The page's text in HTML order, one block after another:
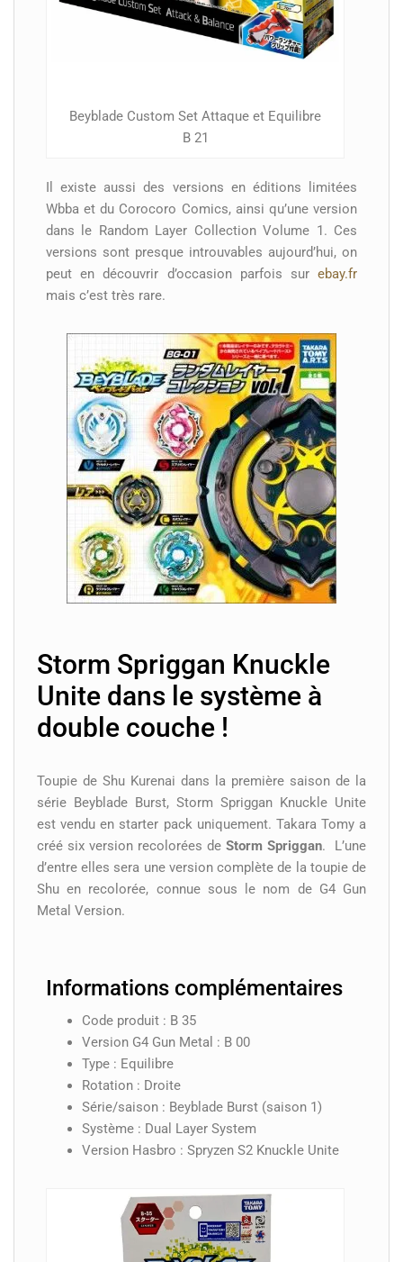
Beyblade Custom Set Attaque et Equilibre
B 21
Il existe aussi des versions en éditions limitées
Wbba et du Corocoro Comics, ainsi qu’une version
dans le Random Layer Collection Volume 1. Ces
versions sont presque introuvables aujourd’hui, on
peut en découvrir d’occasion parfois sur ebay.fr
mais c’est très rare.
Storm Spriggan Knuckle
Unite dans le système à
double couche !
Toupie de Shu Kurenai dans la première saison de la
série Beyblade Burst, Storm Spriggan Knuckle Unite
est vendu en starter pack uniquement. Takara Tomy a
créé six version recolorées de Storm Spriggan. L’une
d’entre elles sera une version complète de la toupie de
Shu en recolorée, connue sous le nom de G4 Gun
Metal Version.
Informations complémentaires
Code produit : B 35
Version G4 Gun Metal : B 00
Type : Equilibre
Rotation : Droite
Série/saison : Beyblade Burst (saison 1)
Système : Dual Layer System
Version Hasbro : Spryzen S2 Knuckle Unite